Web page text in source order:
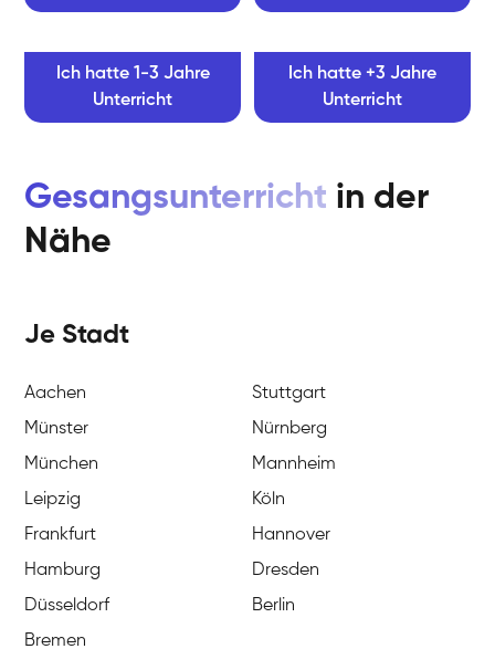
Ich hatte 1-3 Jahre
Unterricht
Ich hatte +3 Jahre
Unterricht
Gesangsunterricht in der
Nähe
Je Stadt
Aachen
Stuttgart
Münster
Nürnberg
München
Mannheim
Leipzig
Köln
Frankfurt
Hannover
Hamburg
Dresden
Düsseldorf
Berlin
Bremen